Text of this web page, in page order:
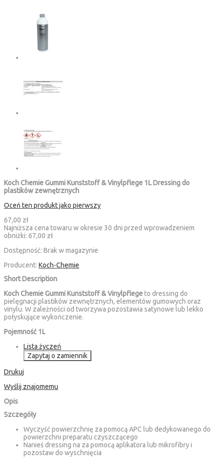
Koch Chemie Gummi Kunststoff & Vinylpflege 1L Dressing do
plastików zewnętrznych
Oceń ten produkt jako pierwszy
67,00 zł
Najniższa cena towaru w okresie 30 dni przed wprowadzeniem
obniżki: 67,00 zł
Dostępność: Brak w magazynie
Producent: Koch-Chemie
Short Description
Koch Chemie Gummi Kunststoff & Vinylpflegeto dressing do
pielęgnacji plastików zewnętrznych, elementów gumowych oraz
vinylu. W zależności od tworzywa pozostawia satynowe lub lekko
połyskujące wykończenie.
Pojemność 1L
Lista życzeń
Zapytaj o zamiennik
Drukuj
Wyślij znajomemu
Opis
Szczegóły
Wyczyść powierzchnię za pomocą APC lub dedykowanego do
powierzchni preparatu czyszczącego
Nanieś dressing na za pomocą aplikatora lub mikrofibry i
pozostaw do wyschnięcia